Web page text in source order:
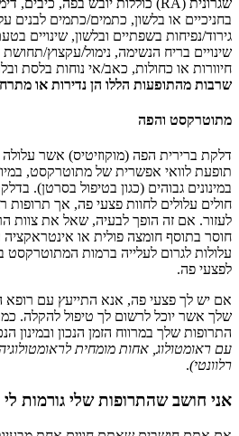
בחניכיים או בלשון, כתמים/כתמים לבנים
גירוד/נפיחות בשפתיים ובלשון, שינויים
שינויים בריח הנשימה, נימול/עקצוץ/
חיוורות או כחולות, כאב/אי נוחות בלסת
שרבות מהתופעות הללו הן נדירות או
מתוטרקסט והפה
דלקת ברירית הפה (מוקוזיטיס) אשר
תופעת לוואי אפשרית של מתוטרקסט,
חולים עלולים לחוות פצעי פה, אך תרופות
לעזור. אם זה הופך לבעיה, שאל את צוות
חוסר בתוסף חומצה פולית או
עלולות לגרום לעלייה ברמות המתוטרקסט
לפצעי פה.
אם יש לך פצעי פה, אנא התייעץ עם רופא
שלך אשר יוכל לרשום לך טיפול להקלה.
התרופות שלך במרווח הזמן הנכון ובמינון
עם ראומטולוג, אחות מומחית
רלוונטי).
אני חושב שהתרופות שלי גורמות